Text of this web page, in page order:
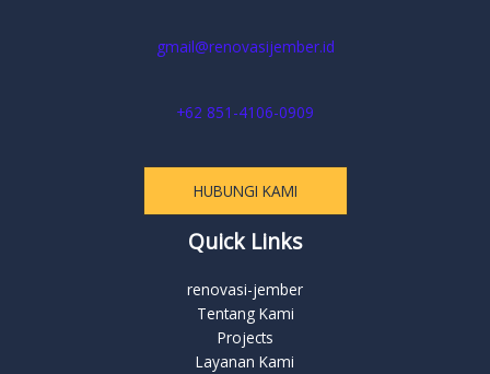
gmail@renovasijember.id
+62 851-4106-0909
HUBUNGI KAMI
Quick Links
renovasi-jember
Tentang Kami
Projects
Layanan Kami